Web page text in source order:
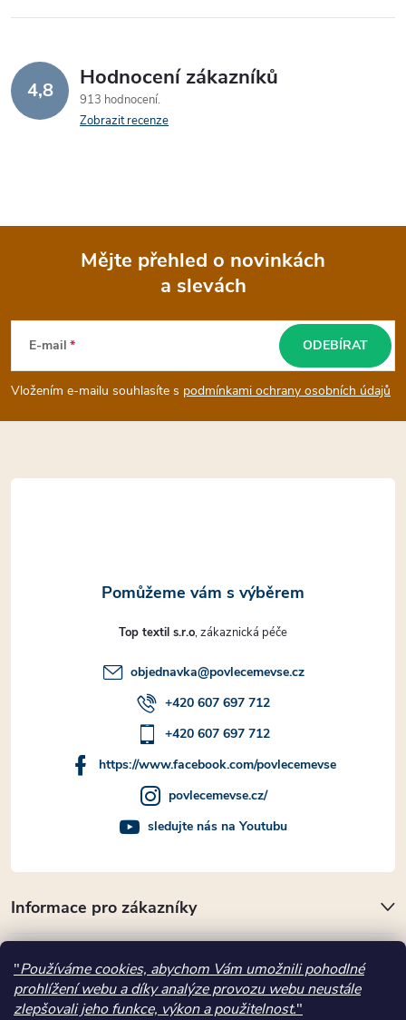
"Používáme cookies, abychom Vám umožnili pohodlné
prohlížení webu a díky analýze provozu webu neustále
zlepšovali jeho funkce, výkon a použitelnost."
4,8 Hodnocení zákazníků
913 hodnocení
Zobrazit recenze
p
a
t
Mějte přehled o novinkách
a slevách
E-mail
Vložením e-mailu souhlasíte s podmínkami ochrany osobních údajů
ODEBÍRAT
Informace pro zákazníky
Přijímáme online platby
Kde nás najdete
Top textil s.r.o
objednavka@povlecemevse.cz
+420 607 697 712
+420 607 697 712
https://www.facebook.com/povlecemevse
povlecemevse.cz/
sledujte nás na Youtubu